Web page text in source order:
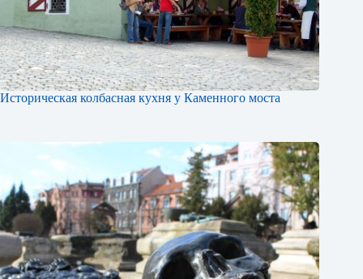
Историческая колбасная кухня у Каменного моста